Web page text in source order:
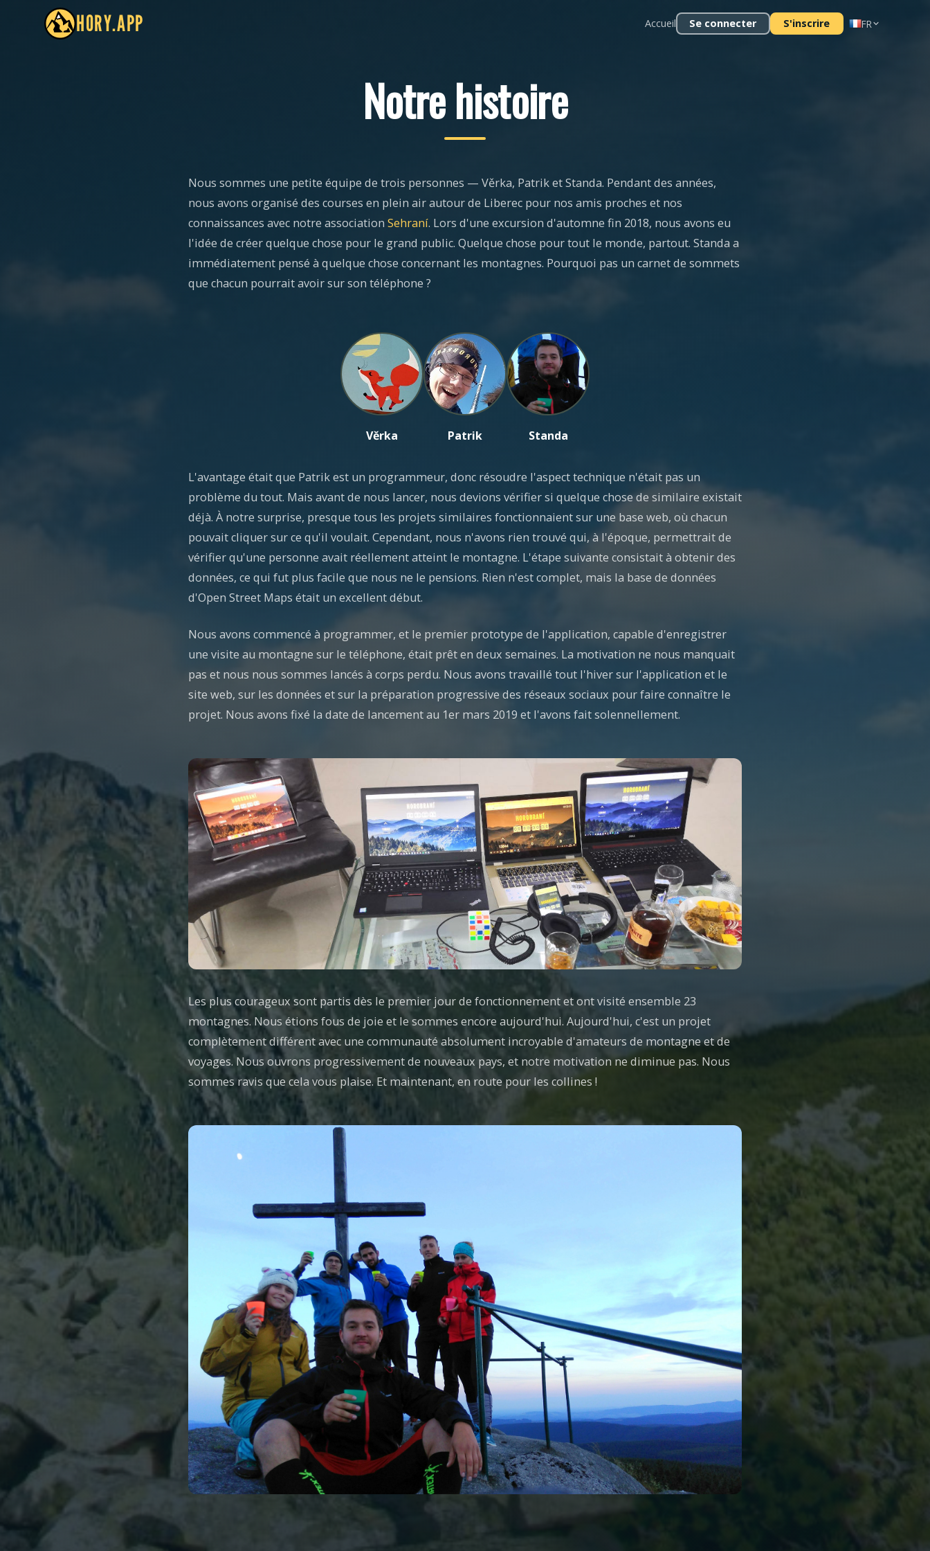
HORY.APP Accueil Se connecter S'inscrire FR
Notre histoire
Nous sommes une petite équipe de trois personnes — Věrka, Patrik et Standa. Pendant des années,
nous avons organisé des courses en plein air autour de Liberec pour nos amis proches et nos
connaissances avec notre association Sehraní. Lors d'une excursion d'automne fin 2018, nous avons eu
l'idée de créer quelque chose pour le grand public. Quelque chose pour tout le monde, partout. Standa a
immédiatement pensé à quelque chose concernant les montagnes. Pourquoi pas un carnet de sommets
que chacun pourrait avoir sur son téléphone ?
Věrka Patrik Standa
L'avantage était que Patrik est un programmeur, donc résoudre l'aspect technique n'était pas un
problème du tout. Mais avant de nous lancer, nous devions vérifier si quelque chose de similaire existait
déjà. À notre surprise, presque tous les projets similaires fonctionnaient sur une base web, où chacun
pouvait cliquer sur ce qu'il voulait. Cependant, nous n'avons rien trouvé qui, à l'époque, permettrait de
vérifier qu'une personne avait réellement atteint le montagne. L'étape suivante consistait à obtenir des
données, ce qui fut plus facile que nous ne le pensions. Rien n'est complet, mais la base de données
d'Open Street Maps était un excellent début.
Nous avons commencé à programmer, et le premier prototype de l'application, capable d'enregistrer
une visite au montagne sur le téléphone, était prêt en deux semaines. La motivation ne nous manquait
pas et nous nous sommes lancés à corps perdu. Nous avons travaillé tout l'hiver sur l'application et le
site web, sur les données et sur la préparation progressive des réseaux sociaux pour faire connaître le
projet. Nous avons fixé la date de lancement au 1er mars 2019 et l'avons fait solennellement.
Les plus courageux sont partis dès le premier jour de fonctionnement et ont visité ensemble 23
montagnes. Nous étions fous de joie et le sommes encore aujourd'hui. Aujourd'hui, c'est un projet
complètement différent avec une communauté absolument incroyable d'amateurs de montagne et de
voyages. Nous ouvrons progressivement de nouveaux pays, et notre motivation ne diminue pas. Nous
sommes ravis que cela vous plaise. Et maintenant, en route pour les collines !